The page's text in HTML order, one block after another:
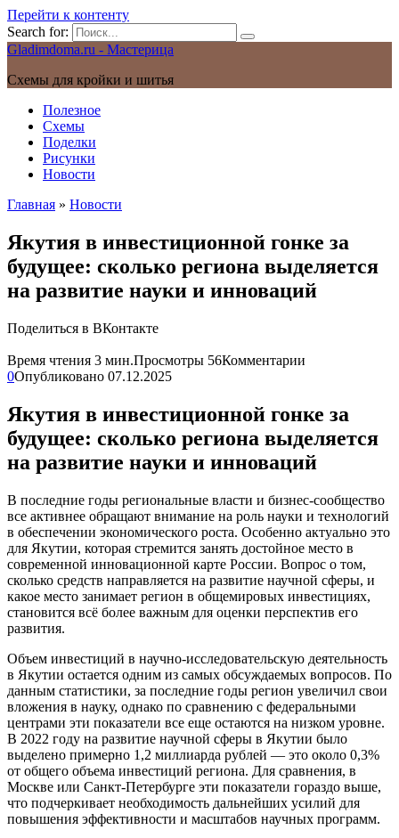
Перейти к контенту
Search for:
Gladimdoma.ru - Мастерица
Схемы для кройки и шитья
Полезное
Схемы
Поделки
Рисунки
Новости
Главная » Новости
Якутия в инвестиционной гонке за
будущее: сколько региона выделяется
на развитие науки и инноваций
Поделиться в ВКонтакте
Время чтения 3 мин.Просмотры 56Комментарии
0Опубликовано 07.12.2025
Якутия в инвестиционной гонке за
будущее: сколько региона выделяется
на развитие науки и инноваций
В последние годы региональные власти и бизнес-сообщество
все активнее обращают внимание на роль науки и технологий
в обеспечении экономического роста. Особенно актуально это
для Якутии, которая стремится занять достойное место в
современной инновационной карте России. Вопрос о том,
сколько средств направляется на развитие научной сферы, и
какое место занимает регион в общемировых инвестициях,
становится всё более важным для оценки перспектив его
развития.
Объем инвестиций в научно-исследовательскую деятельность
в Якутии остается одним из самых обсуждаемых вопросов. По
данным статистики, за последние годы регион увеличил свои
вложения в науку, однако по сравнению с федеральными
центрами эти показатели все еще остаются на низком уровне.
В 2022 году на развитие научной сферы в Якутии было
выделено примерно 1,2 миллиарда рублей — это около 0,3%
от общего объема инвестиций региона. Для сравнения, в
Москве или Санкт-Петербурге эти показатели гораздо выше,
что подчеркивает необходимость дальнейших усилий для
повышения эффективности и масштабов научных программ.